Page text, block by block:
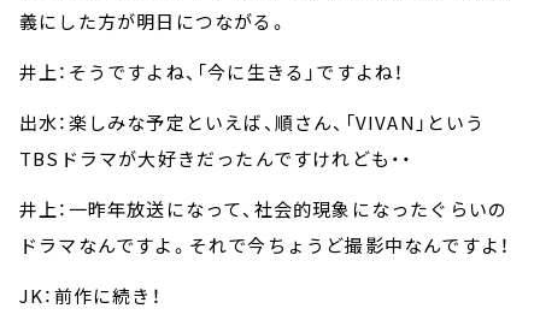
義にした方が明日につながる。
井上：そうですよね、「今に生きる」ですよね！
出水：楽しみな予定といえば、順さん、「VIVAN」という
TBSドラマが大好きだったんですけれども・・
井上：一昨年放送になって、社会的現象になったぐらいの
ドラマなんですよ。それで今ちょうど撮影中なんですよ！
JK：前作に続き！